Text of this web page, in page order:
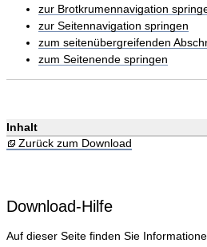
zur Brotkrumennavigation
zur Seitennavigation springen
zum seitenübergreifenden
zum Seitenende springen
Inhalt
Zurück zum Download
Download-Hilfe
Auf dieser Seite finden Sie